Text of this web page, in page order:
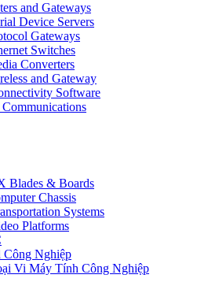
and Gateways
Device Servers
Gateways
Switches
Converters
and Gateway
Software
Blades & Boards
Chassis
Systems
Platforms
Công Nghiệp
Vi Máy Tính Công Nghiệp